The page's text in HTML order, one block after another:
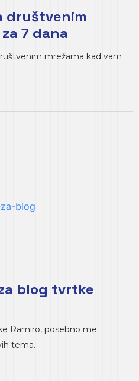
društvenim
7 dana
mrežama kad vam
blog tvrtke
Ramiro, posebno me
tema.